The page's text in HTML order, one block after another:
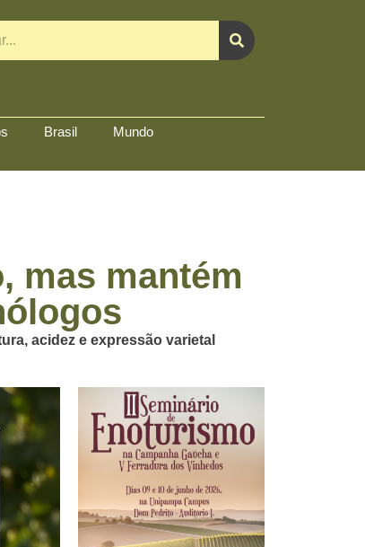
Brasil Mundo
mas mantém
acidez e expressão varietal